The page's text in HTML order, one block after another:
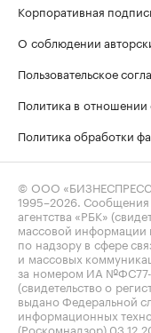
Корпоративная
О соблюдении
Пользовательское
Политика в
Политика обработки
© ООО
1995–2026 .
агентства «РБК»
массовой информации
по надзору в сфере
и массовых
за номером ИА №ФС77-
(свидетельство о
выдано Федеральной
информационных
(Роскомнадзор)